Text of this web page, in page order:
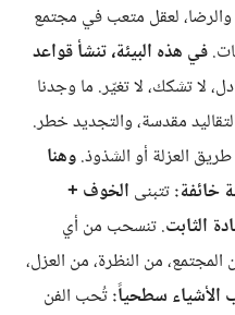
والرضا، لعقل متعب في مجتمع
في هذه البيئة، تنشأ قواعد
لا تشكك، لا تغيّر. ما وجدنا
مقدسة، والتجديد خطر.
طريق العزلة أو الشذوذ.وهنا
تتبنى الخوف +
الثابت. تنسحب من أي
من النظرة، من العزل،
تُحب الفن